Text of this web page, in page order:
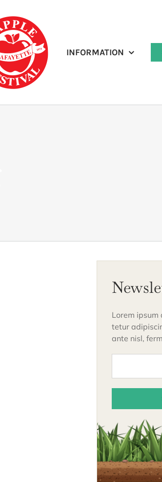
INFORMATION
Lorem ipsum
tetur
ante nisl,